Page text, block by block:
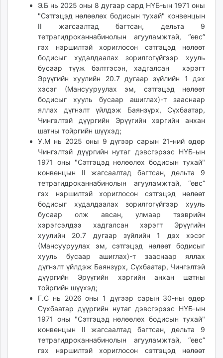
Э.Б нь 2025 оны 8 дугаар сард НҮБ-ын 1971 оны
"Сэтгэцэд нөлөөлөх бодисын тухай" конвенцын
II жагсаалтад багтсан, дельта 9
тетрагидроканнабинолын агууламжтай, “өвс”
гэх нэршилтэй хориглосон сэтгэцэд нөлөөт
бодисыг худалдаалах зорилгогүйгээр хууль
бусаар түүж бэлтгэсэн, хадгалсан хэрэгт
Эрүүгийн хуулийн 20.7 дугаар зүйлийн 1 дэх
хэсэг (Мансууруулах эм, сэтгэцэд нөлөөт
бодисыг хууль бусаар ашиглах)-т зааснаар
яллах дүгнэлт үйлдэж Баянзүрх, Сүхбаатар,
Чингэлтэй дүүргийн Эрүүгийн хэргийн анхан
шатны тойргийн шүүхэд;
У.М нь 2025 оны 9 дүгээр сарын 21-ний өдөр
Чингэлтэй дүүргийн нутаг дэвсгэрээс НҮБ-ын
1971 оны "Сэтгэцэд нөлөөлөх бодисын тухай"
конвенцын II жагсаалтад багтсан, дельта 9
тетрагидроканнабинолын агууламжтай, “өвс”
гэх нэршилтэй хориглосон сэтгэцэд нөлөөт
бодисыг худалдаалах зорилгогүйгээр хууль
бусаар олж авсан, улмаар тээврийн
хэрэгсэлдээ хадгалсан хэрэгт Эрүүгийн
хуулийн 20.7 дугаар зүйлийн 1 дэх хэсэг
(Мансууруулах эм, сэтгэцэд нөлөөт бодисыг
хууль бусаар ашиглах)-т зааснаар яллах
дүгнэлт үйлдэж Баянзүрх, Сүхбаатар, Чингэлтэй
дүүргийн Эрүүгийн хэргийн анхан шатны
тойргийн шүүхэд;
Г.С нь 2026 оны 1 дүгээр сарын 30-ны өдөр
Сүхбаатар дүүргийн нутаг дэвсгэрээс НҮБ-ын
1971 оны "Сэтгэцэд нөлөөлөх бодисын тухай"
конвенцын II жагсаалтад багтсан, дельта 9
тетрагидроканнабинолын агууламжтай, “өвс”
гэх нэршилтэй хориглосон сэтгэцэд нөлөөт